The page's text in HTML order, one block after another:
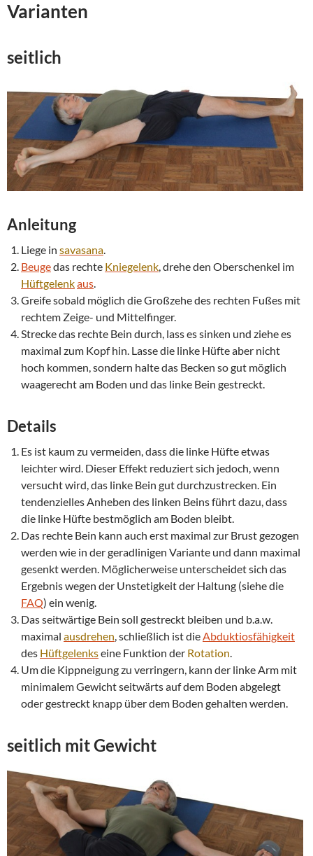
Varianten
seitlich
Anleitung
Liege in savasana.
Beugedas rechte Kniegelenk, drehe den Oberschenkel im
Hüftgelenkaus.
Greife sobald möglich die Großzehe des rechten Fußes mit
rechtem Zeige- und Mittelfinger.
Strecke das rechte Bein durch, lass es sinken und ziehe es
maximal zum Kopf hin. Lasse die linke Hüfte aber nicht
hoch kommen, sondern halte das Becken so gut möglich
waagerecht am Boden und das linke Bein gestreckt.
Details
Es ist kaum zu vermeiden, dass die linke Hüfte etwas
leichter wird. Dieser Effekt reduziert sich jedoch, wenn
versucht wird, das linke Bein gut durchzustrecken. Ein
tendenzielles Anheben des linken Beins führt dazu, dass
die linke Hüfte bestmöglich am Boden bleibt.
Das rechte Bein kann auch erst maximal zur Brust gezogen
werden wie in der geradlinigen Variante und dann maximal
gesenkt werden. Möglicherweise unterscheidet sich das
Ergebnis wegen der Unstetigkeit der Haltung (siehe die
FAQ) ein wenig.
Das seitwärtige Bein soll gestreckt bleiben und b.a.w.
maximal ausdrehen, schließlich ist dieAbduktiosfähigkeit
des Hüftgelenkseine Funktion der Rotation.
Um die Kippneigung zu verringern, kann der linke Arm mit
minimalem Gewicht seitwärts auf dem Boden abgelegt
oder gestreckt knapp über dem Boden gehalten werden.
seitlich mit Gewicht